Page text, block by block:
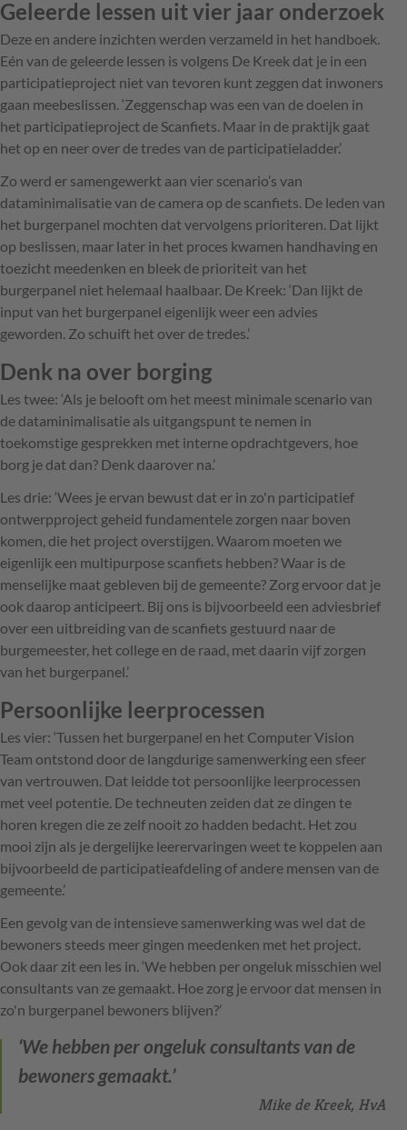
Geleerde lessen uit vier jaar onderzoek
Deze en andere inzichten werden verzameld in het handboek.
Eén van de geleerde lessen is volgens De Kreek dat je in een
participatieproject niet van tevoren kunt zeggen dat inwoners
gaan meebeslissen. ‘Zeggenschap was een van de doelen in
het participatieproject de Scanfiets. Maar in de praktijk gaat
het op en neer over de tredes van de participatieladder.’
Zo werd er samengewerkt aan vier scenario’s van
dataminimalisatie van de camera op de scanfiets. De leden van
het burgerpanel mochten dat vervolgens prioriteren. Dat lijkt
op beslissen, maar later in het proces kwamen handhaving en
toezicht meedenken en bleek de prioriteit van het
burgerpanel niet helemaal haalbaar. De Kreek: ‘Dan lijkt de
input van het burgerpanel eigenlijk weer een advies
geworden. Zo schuift het over de tredes.’
Denk na over borging
Les twee: ‘Als je belooft om het meest minimale scenario van
de dataminimalisatie als uitgangspunt te nemen in
toekomstige gesprekken met interne opdrachtgevers, hoe
borg je dat dan? Denk daarover na.’
Les drie: ‘Wees je ervan bewust dat er in zo'n participatief
ontwerpproject geheid fundamentele zorgen naar boven
komen, die het project overstijgen. Waarom moeten we
eigenlijk een multipurpose scanfiets hebben? Waar is de
menselijke maat gebleven bij de gemeente? Zorg ervoor dat je
ook daarop anticipeert. Bij ons is bijvoorbeeld een adviesbrief
over een uitbreiding van de scanfiets gestuurd naar de
burgemeester, het college en de raad, met daarin vijf zorgen
van het burgerpanel.’
Persoonlijke leerprocessen
Les vier: ‘Tussen het burgerpanel en het Computer Vision
Team ontstond door de langdurige samenwerking een sfeer
van vertrouwen. Dat leidde tot persoonlijke leerprocessen
met veel potentie. De techneuten zeiden dat ze dingen te
horen kregen die ze zelf nooit zo hadden bedacht. Het zou
mooi zijn als je dergelijke leerervaringen weet te koppelen aan
bijvoorbeeld de participatieafdeling of andere mensen van de
gemeente.’
Een gevolg van de intensieve samenwerking was wel dat de
bewoners steeds meer gingen meedenken met het project.
Ook daar zit een les in. ‘We hebben per ongeluk misschien wel
consultants van ze gemaakt. Hoe zorg je ervoor dat mensen in
zo'n burgerpanel bewoners blijven?’
‘We hebben per ongeluk consultants van de
bewoners gemaakt.’
Mike de Kreek, HvA